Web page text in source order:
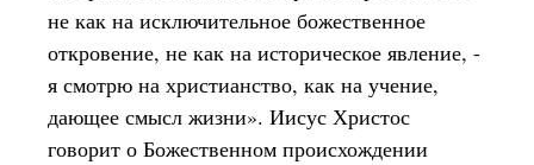
не как на исключительное божественное
откровение, не как на историческое явление, -
я смотрю на христианство, как на учение,
дающее смысл жизни». Иисус Христос
говорит о Божественном происхождении